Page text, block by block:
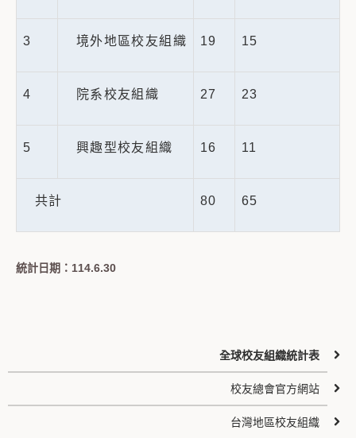
3 境外地區校友組織 19 15
4 院系校友組織 27 23
5 興趣型校友組織 16 11
共計 80 65
統計日期：114.6.30
全球校友組織統計表
校友總會官方網站
台灣地區校友組織